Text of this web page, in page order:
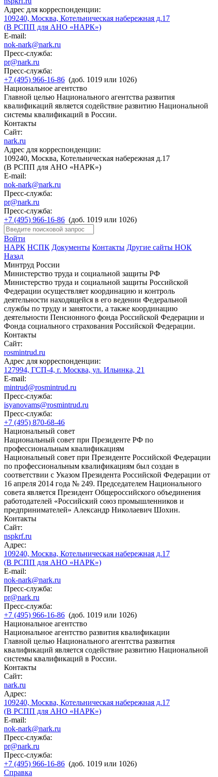
Адрес для корреспонденции:
109240, Москва, Котельническая набережная д.17
(В РСПП для АНО «НАРК»)
E-mail:
nok-nark@nark.ru
Пресс-служба:
pr@nark.ru
Пресс-служба:
+7 (495) 966-16-86 (доб. 1019 или 1026)
Национальное агентство
Главной целью Национального агентства развития
квалификаций является содействие развитию Национальной
системы квалификаций в России.
Контакты
Сайт:
nark.ru
Адрес для корреспонденции:
109240, Москва, Котельническая набережная д.17
(В РСПП для АНО «НАРК»)
E-mail:
nok-nark@nark.ru
Пресс-служба:
pr@nark.ru
Пресс-служба:
+7 (495) 966-16-86 (доб. 1019 или 1026)
Войти
НАРК НСПК Документы Контакты Другие сайты НОК
Назад
Минтруд России
Министерство труда и социальной защиты РФ
Министерство труда и социальной защиты Российской
Федерации осуществляет координацию и контроль
деятельности находящейся в его ведении Федеральной
службы по труду и занятости, а также координацию
деятельности Пенсионного фонда Российской Федерации и
Фонда социального страхования Российской Федерации.
Контакты
Сайт:
rosmintrud.ru
Адрес для корреспонденции:
127994, ГСП-4, г. Москва, ул. Ильинка, 21
E-mail:
mintrud@rosmintrud.ru
Пресс-служба:
isyanovams@rosmintrud.ru
Пресс-служба:
+7 (495) 870-68-46
Национальный совет
Национальный совет при Президенте РФ по
профессиональным квалификациям
Национальный совет при Президенте Российской Федерации
по профессиональным квалификациям был создан в
соответствии с Указом Президента Российской Федерации от
16 апреля 2014 года № 249. Председателем Национального
совета является Президент Общероссийского объединения
работодателей «Российский союз промышленников и
предпринимателей» Александр Николаевич Шохин.
Контакты
Сайт:
nspkrf.ru
Адрес:
109240, Москва, Котельническая набережная д.17
(В РСПП для АНО «НАРК»)
E-mail:
nok-nark@nark.ru
Пресс-служба:
pr@nark.ru
Пресс-служба:
+7 (495) 966-16-86 (доб. 1019 или 1026)
Национальное агентство
Национальное агентство развития квалификации
Главной целью Национального агентства развития
квалификаций является содействие развитию Национальной
системы квалификаций в России.
Контакты
Сайт:
nark.ru
Адрес:
109240, Москва, Котельническая набережная д.17
(В РСПП для АНО «НАРК»)
E-mail:
nok-nark@nark.ru
Пресс-служба:
pr@nark.ru
Пресс-служба:
+7 (495) 966-16-86 (доб. 1019 или 1026)
Справка